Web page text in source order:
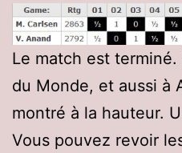
Le match est
du Monde, et aussi à
montré à la hauteur.
Vous pouvez revoir